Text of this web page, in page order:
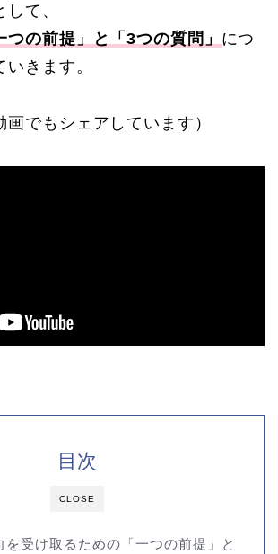
して、
つの前提」と「3つの質問」 につ
きます。
画でもシェアしています）
CLOSE
目次
を受け取るための「一つの前提」と